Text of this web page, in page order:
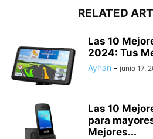
RELATED
Las 10
2024: Tus
Ayhan - junio 17,
Las 10
para
Mejores...